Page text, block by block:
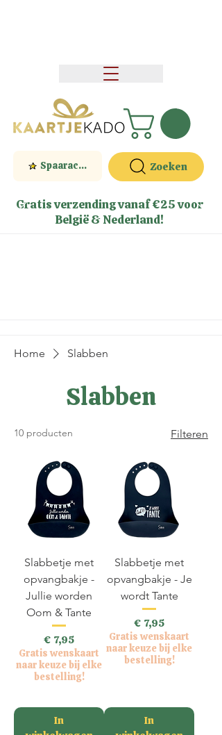
Gratis verzending vanaf €25 voor
België & Nederland!
Spaaractie Zoeken
Home Slabben
Slabben
10 producten Filteren
Slabbetje met
opvangbakje -
Jullie worden
Oom & Tante
Prijs
€ 7,95
Gratis wenskaart
naar keuze bij elke
bestelling!
In
Slabbetje met
opvangbakje - Je
wordt Tante
Prijs
€ 7,95
Gratis wenskaart
naar keuze bij elke
bestelling!
In